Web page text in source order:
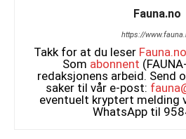
Fauna.no
https://
Takk for at du leser Fauna.no
Som abonnent
redaksjonens arbeid. Send
saker til vår e-post:
eventuelt kryptert melding
WhatsApp til